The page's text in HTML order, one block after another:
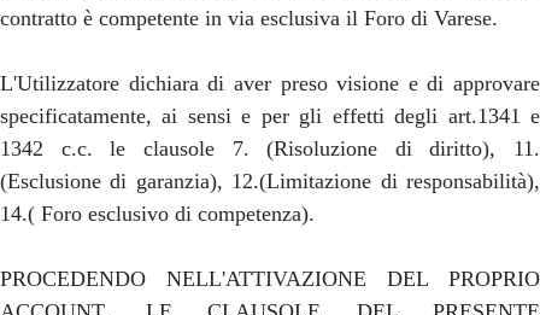
contratto è competente in via esclusiva il Foro di Varese.
L'Utilizzatore dichiara di aver preso visione e di approvare
specificatamente, ai sensi e per gli effetti degli art.1341 e
1342 c.c. le clausole 7. (Risoluzione di diritto), 11.
(Esclusione di garanzia), 12.(Limitazione di responsabilità),
14.( Foro esclusivo di competenza).
PROCEDENDO NELL'ATTIVAZIONE DEL PROPRIO